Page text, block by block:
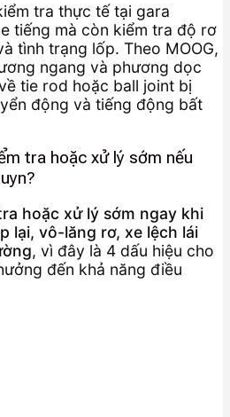
tra thực tế tại gara
tiếng mà còn kiểm tra độ rơ
tình trạng lốp. Theo MOOG,
ngang và phương dọc
tie rod hoặc ball joint bị
động và tiếng động bất
tra hoặc xử lý sớm nếu
hoặc xử lý sớm ngay khi
lại, vô-lăng rơ, xe lệch lái
, vì đây là 4 dấu hiệu cho
đến khả năng điều